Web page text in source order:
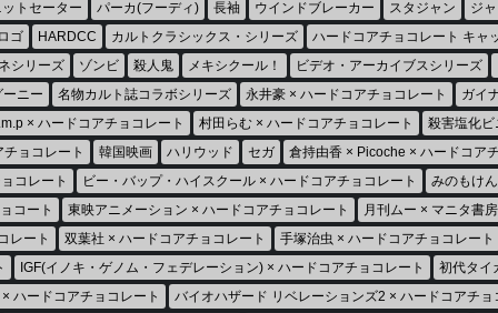
トセーター パーカ(フーディ) 長袖 ウインドブレーカー スタジャン
ジ
ゴ
HARDCC カルトクラシックス・シリーズ
ハードコアチョコレート キャ
シリーズ
ゾンビ 殺人鬼 メキシクール！ ビデオ・アーカイブスシリーズ
ニー
名物カルト誌コラボシリーズ 永井豪 × ハードコアチョコレート
ガイ
× ハードコアチョコレート
村田らむ × ハードコアチョコレート
殺害塩化
ョコレート
韓国映画 ハリウッド セガ
倉持由香 × Picoche × ハードコア
コレート
ビー・バップ・ハイスクール × ハードコアチョコレート
みのもけ
コート
東映アニメーション × ハードコアチョコレート
月刊ムー × マニタ書
レート
双葉社 × ハードコアチョコレート
手塚治虫 × ハードコアチョコレート
IGF(イノキ・ゲノム・フェデレーション) × ハードコアチョコレート
初代タイ
ハードコアチョコレート
バイオハザード リベレーションズ2 × ハードコアチョ